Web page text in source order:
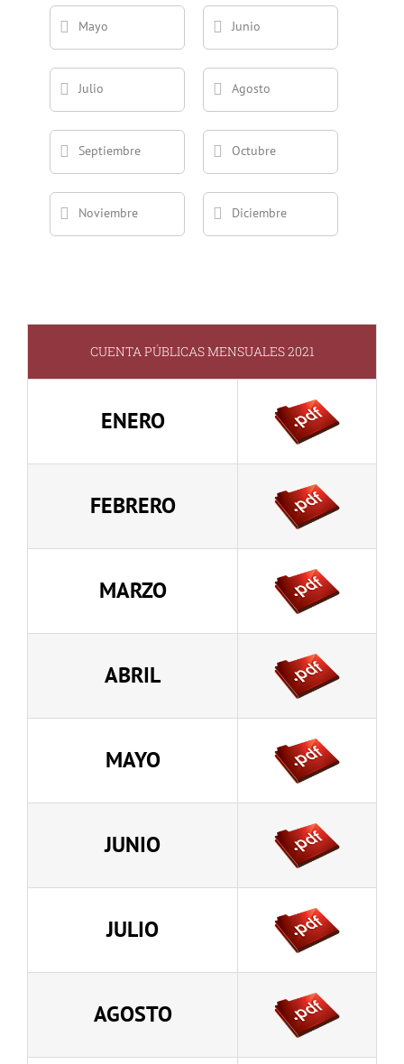
Mayo Junio
Julio Agosto
Septiembre Octubre
Noviembre Diciembre
CUENTA PÚBLICAS MENSUALES 2021
ENERO
FEBRERO
MARZO
ABRIL
MAYO
JUNIO
JULIO
AGOSTO